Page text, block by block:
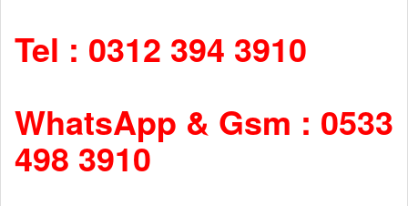
Tel : 0312 394 3910
WhatsApp & Gsm : 0533
498 3910